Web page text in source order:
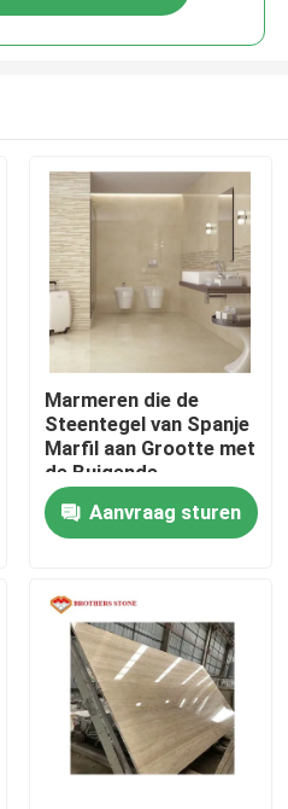
Marmeren die de
Steentegel van Spanje
Marfil aan Grootte met
de Buigende
Weerstand van
11.5Mpa wordt
gesneden
Aanvraag sturen